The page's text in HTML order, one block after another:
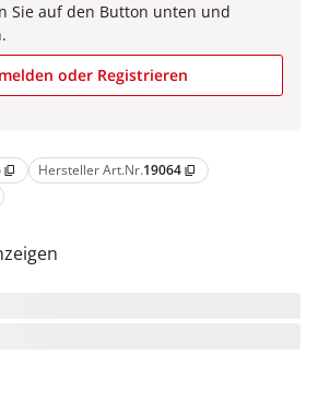
content_copy Hersteller Art.Nr.19064 content_copy
Sie auf den Button unten und
oder Registrieren